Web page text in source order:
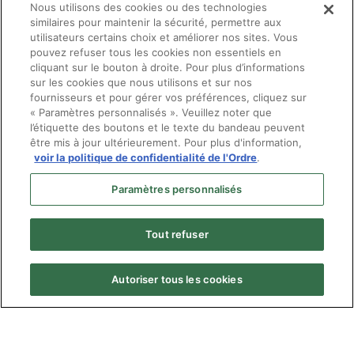
questions concernant les services reçus d'un
optométriste, veuillez plutôt suivre (opens in a new tab)
les instructions sur
cette page(sectionComment formuler une plainte) ou
nous contacter à l'adresse suivante:info@ooq.org
Menu
© Ordre des optométristes du Québec
Nous utilisons des cookies ou des technologies
similaires pour maintenir la sécurité, permettre aux
utilisateurs certains choix et améliorer nos sites. Vous
pouvez refuser tous les cookies non essentiels en
cliquant sur le bouton à droite. Pour plus d’informations
sur les cookies que nous utilisons et sur nos
fournisseurs et pour gérer vos préférences, cliquez sur
« Paramètres personnalisés ». Veuillez noter que
l’étiquette des boutons et le texte du bandeau peuvent
être mis à jour ultérieurement. Pour plus d'information,
voir la politique de confidentialité de l'Ordre.
Paramètres personnalisés
Tout refuser
Autoriser tous les cookies